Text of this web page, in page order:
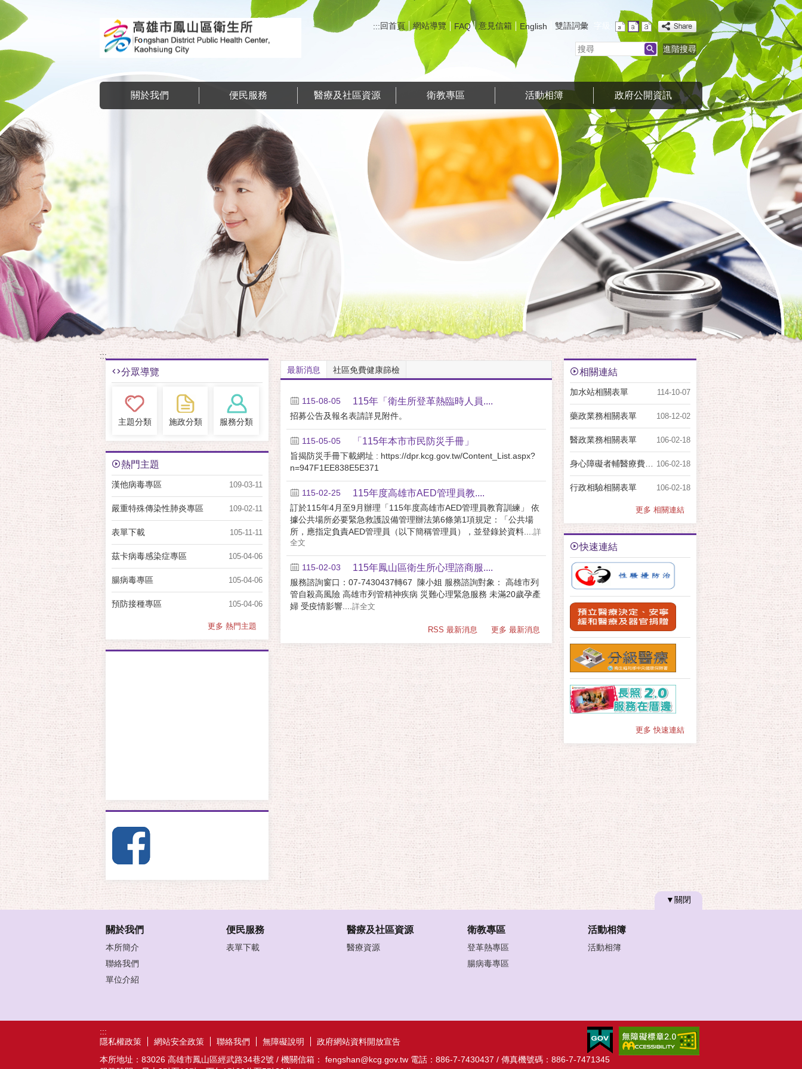
跳到主要內容區塊
:::回首頁 網站導覽 FAQ 意見信箱 English 雙語詞彙
搜
尋
進階搜尋
關於我們 便民服務 醫療及社區資源 衛教專區 活動相簿 政府公開資訊
:::
分眾導覽
主題分類 施政分類 服務分類
熱門主題
109-03-11
漢他病毒專區
109-02-11
嚴重特殊傳染性肺炎專區
105-11-11
表單下載
105-04-06
茲卡病毒感染症專區
105-04-06
腸病毒專區
105-04-06
預防接種專區
更多 熱門主題
最新消息 社區免費健康篩檢
115-08-05 115年「衛生所登革熱臨時人員....
招募公告及報名表請詳見附件。
115-05-05 「115年本市市民防災手冊」
旨揭防災手冊下載網址 : https://dpr.kcg.gov.tw/Content_List.aspx?
n=947F1EE838E5E371
115-02-25 115年度高雄市AED管理員教....
訂於115年4月至9月辦理「115年度高雄市AED管理員教育訓練」 依
據公共場所必要緊急救護設備管理辦法第6條第1項規定：「公共場
所，應指定負責AED管理員（以下簡稱管理員），並登錄於資料.... 詳
全文
115-02-03 115年鳳山區衛生所心理諮商服....
服務諮詢窗口：07-7430437轉67 陳小姐 服務諮詢對象： 高雄市列
管自殺高風險 高雄市列管精神疾病 災難心理緊急服務 未滿20歲孕產
婦 受疫情影響.... 詳全文
RSS 最新消息 更多 最新消息
相關連結
114-10-07
加水站相關表單
108-12-02
藥政業務相關表單
106-02-18
醫政業務相關表單
106-02-18
身心障礙者輔醫療費用及醫療輔具助申請表
106-02-18
行政相驗相關表單
更多 相關連結
快速連結
更多 快速連結
▼關閉
關於我們
本所簡介
聯絡我們
單位介紹
便民服務
表單下載
醫療及社區資源
醫療資源
衛教專區
登革熱專區
腸病毒專區
活動相簿
活動相簿
:::
隱私權政策
網站安全政策 聯絡我們 無障礙說明
政府網站資料開放宣告
本所地址：83026 高雄市鳳山區經武路34巷2號 / 機關信箱： fengshan@kcg.gov.tw 電話：886-7-7430437 / 傳真機號碼：886-7-7471345